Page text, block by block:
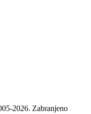
2026. Zabranjeno